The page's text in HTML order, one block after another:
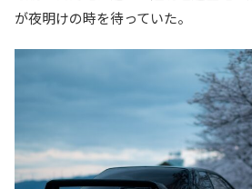
が夜明けの時を待っていた。